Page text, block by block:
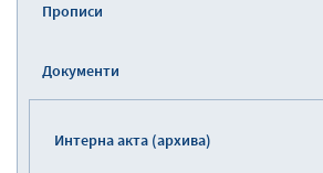
Прописи
Документи
Интерна акта (архива)